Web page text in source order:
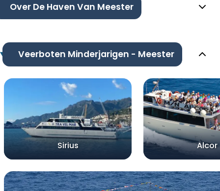
Over De Haven Van Meester
Veerboten Minderjarigen - Meester
Sirius Alcor